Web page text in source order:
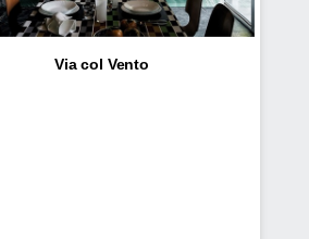
Via col Vento